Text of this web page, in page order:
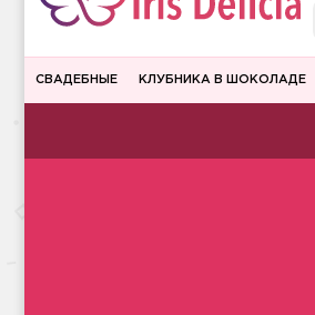
СВАДЕБНЫЕ КЛУБНИКА В ШОКОЛАДЕ